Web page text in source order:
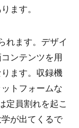
ます。
れます。デザイ
ンテンツを用
ます。収録機
トフォームな
定員割れを起こ
が出てくるで